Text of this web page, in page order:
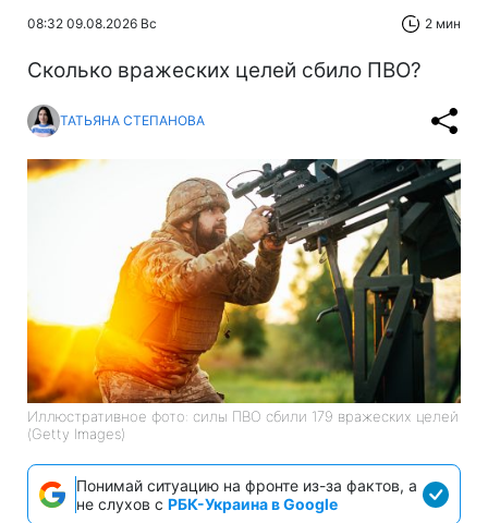
08:32 09.08.2026 Вс 2 мин
Сколько вражеских целей сбило ПВО?
ТАТЬЯНА СТЕПАНОВА
Иллюстративное фото: силы ПВО сбили 179 вражеских целей
(Getty Images)
Понимай ситуацию на фронте из-за фактов, а
не слухов с РБК-Украина в Google